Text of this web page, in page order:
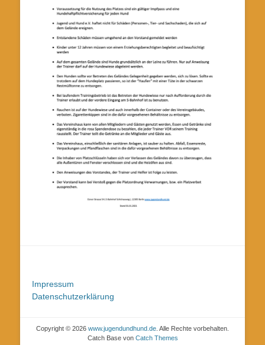
Impressum
Datenschutzerklärung
Copyright © 2026 www.jugendundhund.de . Alle Rechte vorbehalten.
Catch Base von Catch Themes